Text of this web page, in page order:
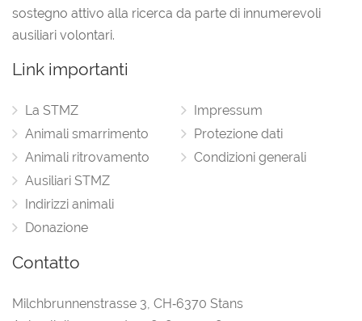
sostegno attivo alla ricerca da parte di innumerevoli
ausiliari volontari.
Link importanti
La STMZ
Animali smarrimento
Animali ritrovamento
Ausiliari STMZ
Indirizzi animali
Donazione
Impressum
Protezione dati
Condizioni generali
Contatto
Milchbrunnenstrasse 3 CH‑6370 Stans